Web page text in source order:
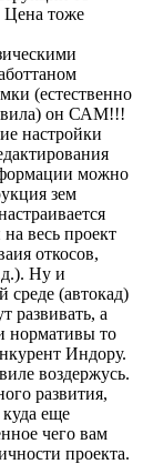
Цена тоже
(естественно
он САМ!!!
настройки
можно
зем
весь проект
откосов,
Ну и
среде (автокад)
развивать, а
нормативы то
Индору.
воздержусь.
развития,
еще
чего вам
проекта.